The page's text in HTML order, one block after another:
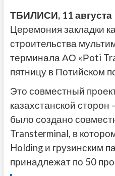
ТБИЛИСИ, 11
Церемония закладки
строительства
терминала АО «Рoti
пятницу в Потийском
Это совместный
казахстанской
было создано
Transterminal, в
Holding и грузинским
принадлежат по 50